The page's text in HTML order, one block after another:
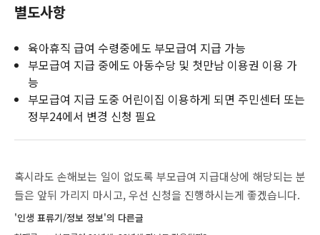
별도사항
육아휴직 급여 수령중에도 부모급여 지급 가능
부모급여 지급 중에도 아동수당 및 첫만남 이용권 이용 가
능
부모급여 지급 도중 어린이집 이용하게 되면 주민센터 또는
정부24에서 변경 신청 필요
혹시라도 손해보는 일이 없도록 부모급여 지급대상에 해당되는 분
들은 앞뒤 가리지 마시고, 우선 신청을 진행하시는게 좋겠습니다.
'인생 표류기/정보 정보'의 다른글